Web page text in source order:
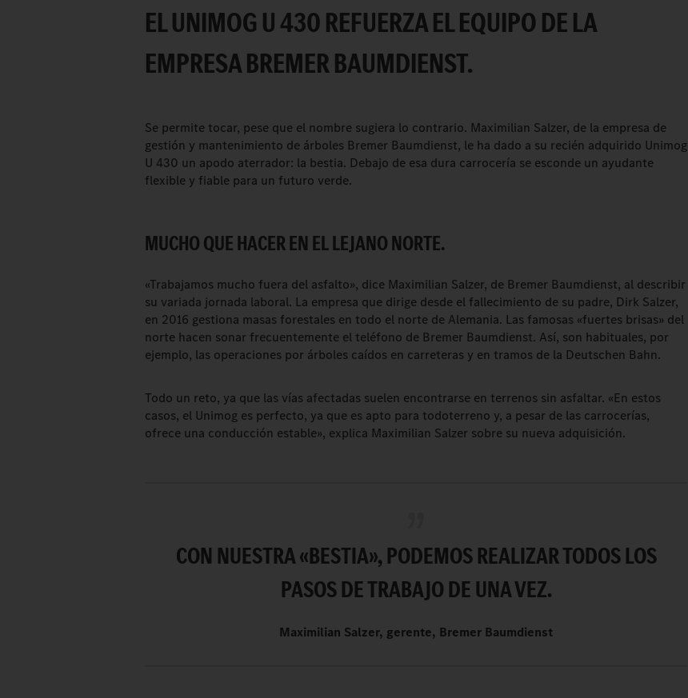
EL UNIMOG U 430 REFUERZA EL EQUIPO DE LA
EMPRESA BREMER BAUMDIENST.
Se permite tocar, pese que el nombre sugiera lo contrario. Maximilian Salzer, de la empresa de
gestión y mantenimiento de árboles Bremer Baumdienst, le ha dado a su recién adquirido Unimog
U 430 un apodo aterrador: la bestia. Debajo de esa dura carrocería se esconde un ayudante
flexible y fiable para un futuro verde.
MUCHO QUE HACER EN EL LEJANO NORTE.
«Trabajamos mucho fuera del asfalto», dice Maximilian Salzer, de Bremer Baumdienst, al describir
su variada jornada laboral. La empresa que dirige desde el fallecimiento de su padre, Dirk Salzer,
en 2016 gestiona masas forestales en todo el norte de Alemania. Las famosas «fuertes brisas» del
norte hacen sonar frecuentemente el teléfono de Bremer Baumdienst. Así, son habituales, por
ejemplo, las operaciones por árboles caídos en carreteras y en tramos de la Deutschen Bahn.
Todo un reto, ya que las vías afectadas suelen encontrarse en terrenos sin asfaltar. «En estos
casos, el Unimog es perfecto, ya que es apto para todoterreno y, a pesar de las carrocerías,
ofrece una conducción estable», explica Maximilian Salzer sobre su nueva adquisición.
CON NUESTRA «BESTIA», PODEMOS REALIZAR TODOS LOS
PASOS DE TRABAJO DE UNA VEZ.
Maximilian Salzer, gerente, Bremer Baumdienst